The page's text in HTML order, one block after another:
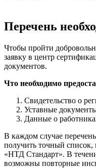
Перечень
Чтобы пройти
заявку в центр
документов.
Что необходимо
Свидетельство о
Уставные
Данные о
В каждом случае
получить точный список,
«НТД Стандарт». В
возможны повторные